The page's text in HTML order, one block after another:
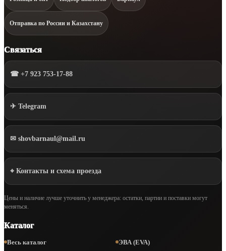
Отправка по России и Казахстану
Связаться
☎ +7 923 753-17-88
✈ Telegram
✉ shovbarnaul@mail.ru
⌖ Контакты и схема проезда
Цены и наличие лучше уточнить у менеджера: остатки, партии и поставки могут
меняться.
Каталог
Весь каталог
ЭВА (EVA)